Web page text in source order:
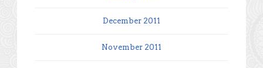
December 2011
November 2011